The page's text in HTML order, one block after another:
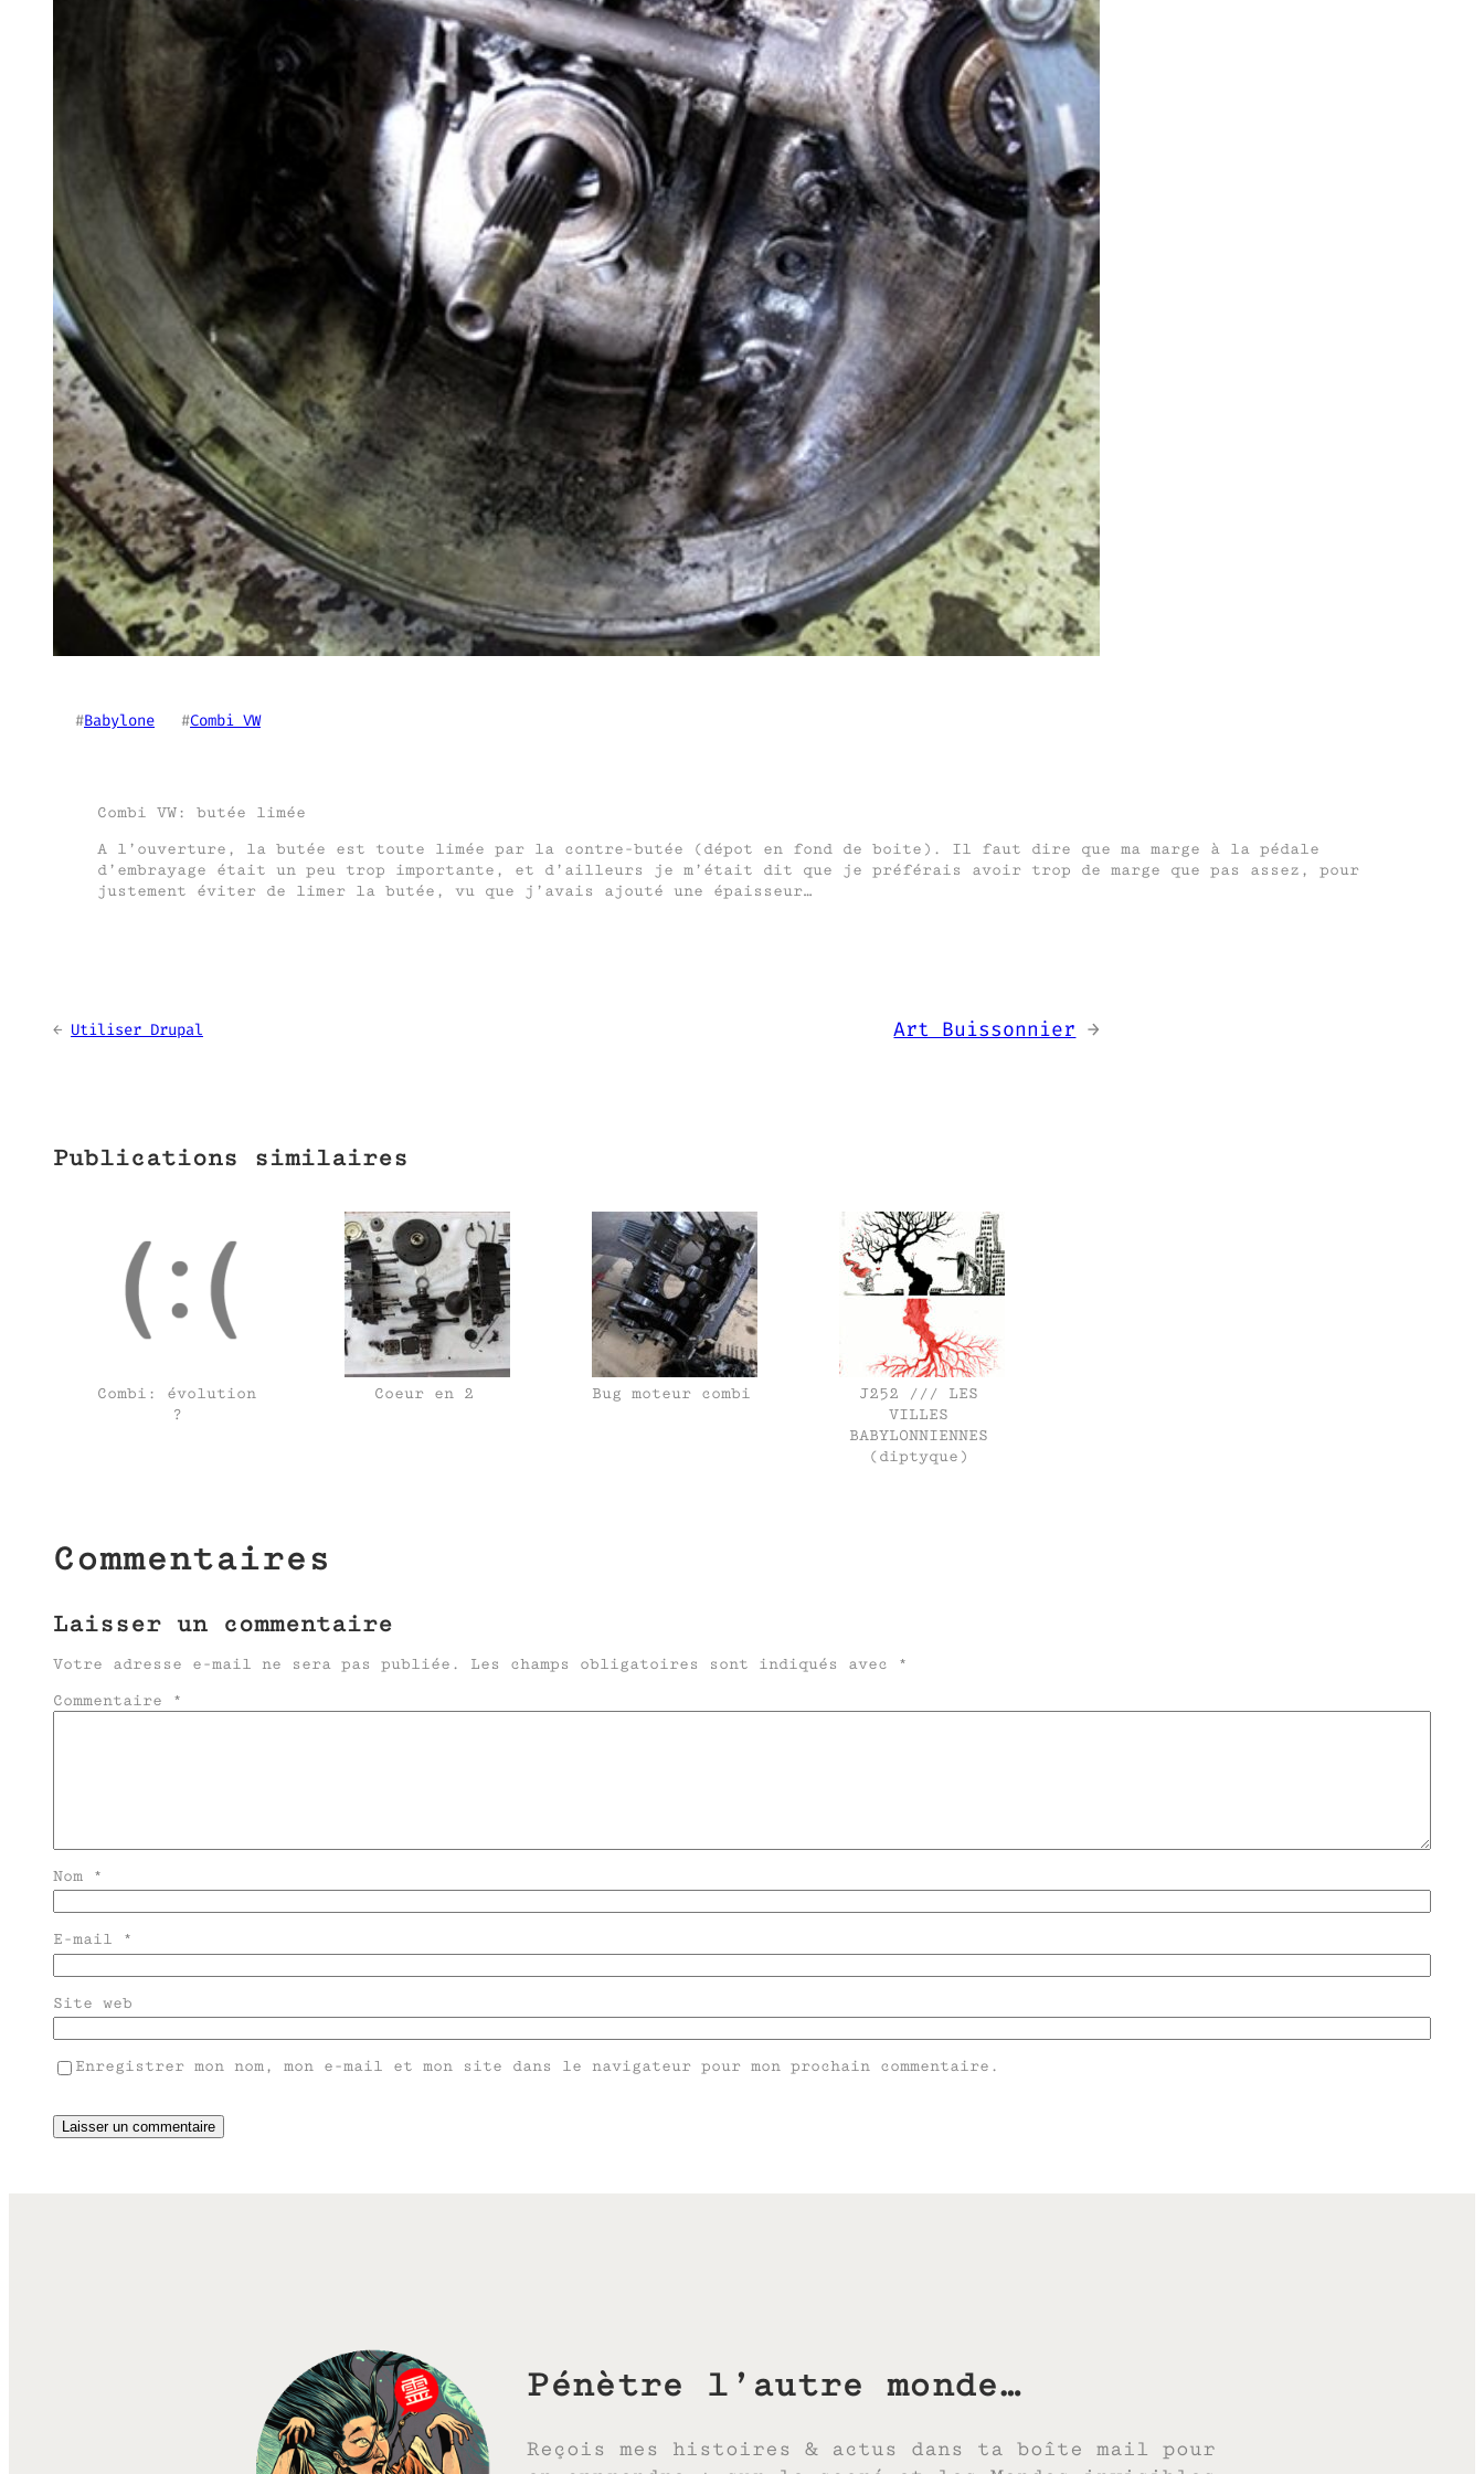
#Babylone
   #
Combi VW
Combi VW: butée limée
A l’ouverture, la butée est toute limée par la contre-butée (dépot en fond de boite). Il faut dire que ma marge à la pédale
d’embrayage était un peu trop importante, et d’ailleurs je m’était dit que je préférais avoir trop de marge que pas assez, pour
justement éviter de limer la butée, vu que j’avais ajouté une épaisseur…
← Utiliser Drupal Art Buissonnier →
Publications similaires
Combi: évolution
?
Coeur en 2 Bug moteur combi
J252 /// LES
VILLES
BABYLONNIENNES
(diptyque)
Commentaires
Laisser un commentaire
Votre adresse e-mail ne sera pas publiée. Les champs obligatoires sont indiqués avec
*
Commentaire
*
Nom *
E-mail *
Site web
Enregistrer mon nom, mon e-mail et mon site dans le navigateur pour mon prochain commentaire.
Pénètre l’autre monde…
Reçois mes histoires & actus dans ta boîte mail pour